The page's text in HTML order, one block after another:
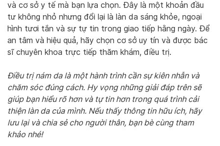
và cơ sở y tế mà bạn lựa chọn. Đây là một khoản đầu
tư không nhỏ nhưng đổi lại là làn da sáng khỏe, ngoại
hình tươi tắn và sự tự tin trong giao tiếp hằng ngày. Để
an tâm và hiệu quả, hãy chọn cơ sở uy tín và được bác
sĩ chuyên khoa trực tiếp thăm khám, điều trị.
Điều trị nám da là một hành trình cần sự kiên nhẫn và
chăm sóc đúng cách. Hy vọng những giải đáp trên sẽ
giúp bạn hiểu rõ hơn và tự tin hơn trong quá trình cải
thiện làn da của mình. Nếu thấy thông tin hữu ích, hãy
lưu lại và chia sẻ cho người thân, bạn bè cùng tham
khảo nhé!